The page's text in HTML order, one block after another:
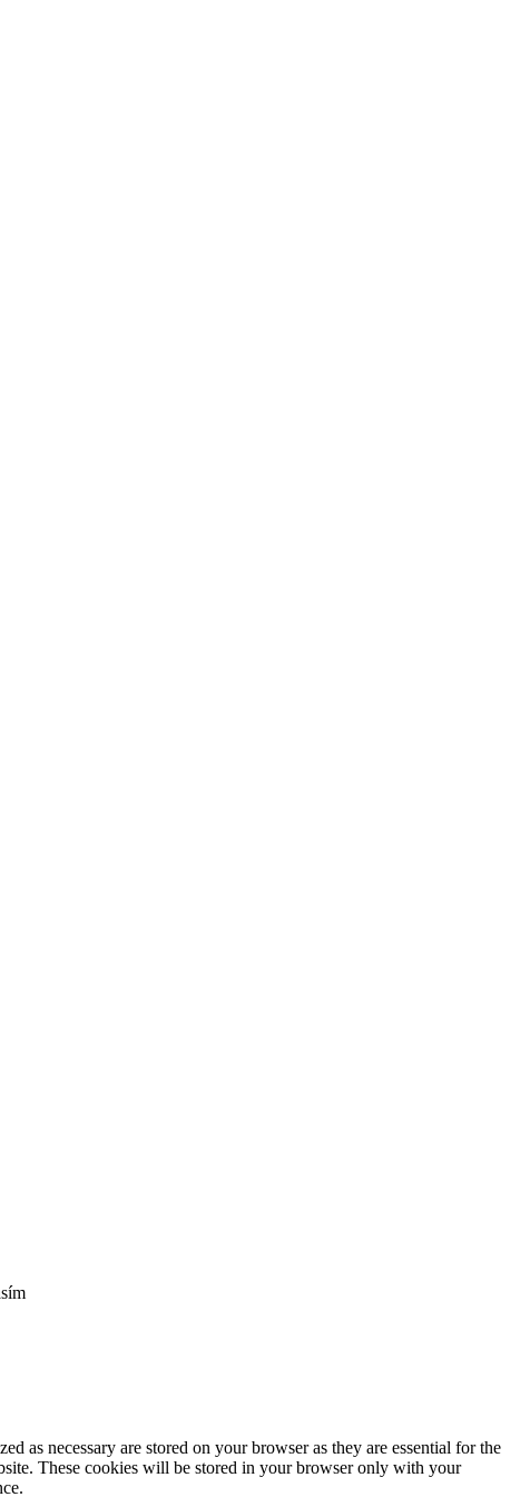
as necessary are stored on your browser as they are essential for the
These cookies will be stored in your browser only with your